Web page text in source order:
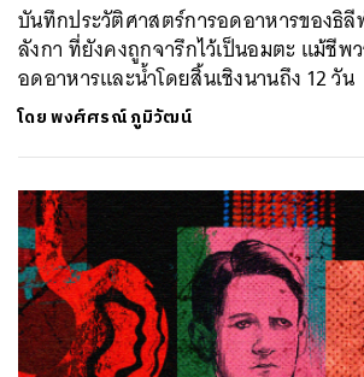
บันทึกประวัติศาสตร์การอดอาหารของธิ
ลังกา ที่ยังคงถูกจารึกไว้เป็นอมตะ แม้ชีพ
อดอาหารและน้ำโดยสิ้นเชิงนานถึง 12 วัน
โดยพงศ์ศรณ์ ภูมิวัฒน์